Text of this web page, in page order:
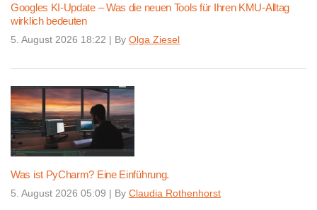
Googles KI-Update – Was die neuen Tools für Ihren KMU-Alltag
wirklich bedeuten
5. August 2026 18:22 | By Olga Ziesel
Was ist PyCharm? Eine Einführung.
5. August 2026 05:09 | By Claudia Rothenhorst